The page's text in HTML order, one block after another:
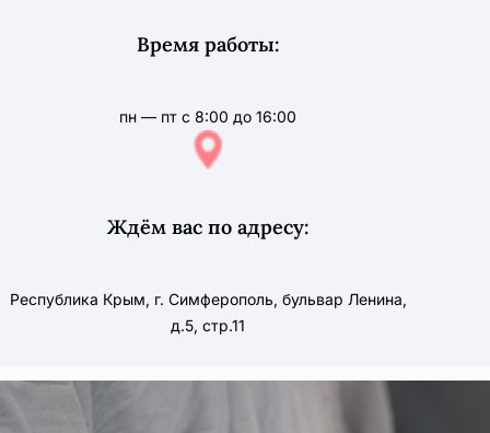
Время работы:
пн — пт с 8:00 до 16:00
Ждём вас по адресу:
Республика Крым, г. Симферополь, бульвар Ленина,
д.5, стр.11